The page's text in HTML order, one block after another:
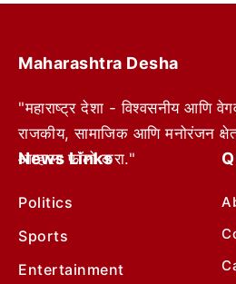
Maharashtra Desha
"महाराष्ट्र देशा - विश्वसनीय आणि
राजकीय, सामाजिक आणि मनोरंजन
आम्हाला फॉलो करा."
News Links
Politics
Sports
Entertainment